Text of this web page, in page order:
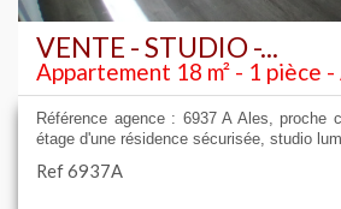
VENTE - STUDIO -...
Appartement 18 m² - 1 pièce
Référence agence : 6937 A Ales, proche
étage d'une résidence sécurisée, studio
Ref 6937A